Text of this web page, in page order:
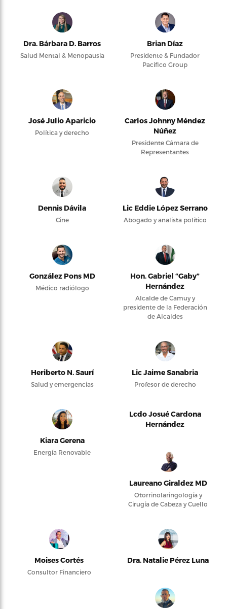
Dra. Bárbara D. Barros
Salud Mental & Menopausia
Brian Díaz
Presidente & Fundador
Pacifico Group
José Julio Aparicio
Política y derecho
Carlos Johnny Méndez
Núñez
Presidente Cámara de
Representantes
Dennis Dávila
Cine
Lic Eddie López Serrano
Abogado y analista político
González Pons MD
Médico radiólogo
Hon. Gabriel “Gaby”
Hernández
Alcalde de Camuy y
presidente de la Federación
de Alcaldes
Heriberto N. Saurí
Salud y emergencias
Lic Jaime Sanabria
Profesor de derecho
Kiara Gerena
Energía Renovable
Lcdo Josué Cardona
Hernández
Laureano Giraldez MD
Otorrinolaringología y
Cirugía de Cabeza y Cuello
Moises Cortés
Consultor Financiero
Dra. Natalie Pérez Luna